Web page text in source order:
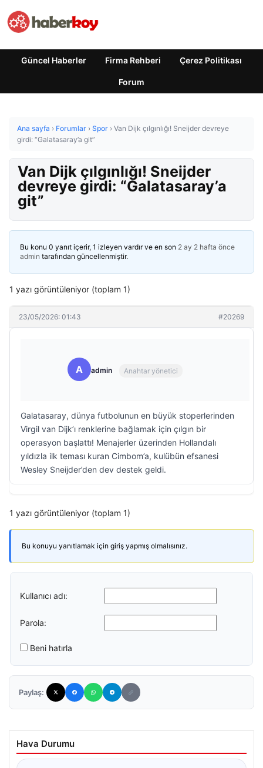
Güncel Haberler Firma Rehberi Çerez Politikası
Forum
Ana sayfa › Forumlar › Spor › Van Dijk çılgınlığı! Sneijder devreye
girdi: “Galatasaray’a git”
Van Dijk çılgınlığı! Sneijder
devreye girdi: “Galatasaray’a
git”
Bu konu 0 yanıt içerir, 1 izleyen vardır ve en son 2 ay 2 hafta önce
admin tarafından güncellenmiştir.
1 yazı görüntüleniyor (toplam 1)
23/05/2026: 01:43 #20269
A admin Anahtar yönetici
Galatasaray, dünya futbolunun en büyük stoperlerinden
Virgil van Dijk’ı renklerine bağlamak için çılgın bir
operasyon başlattı! Menajerler üzerinden Hollandalı
yıldızla ilk teması kuran Cimbom’a, kulübün efsanesi
Wesley Sneijder’den dev destek geldi.
1 yazı görüntüleniyor (toplam 1)
Bu konuyu yanıtlamak için giriş yapmış olmalısınız.
Kullanıcı adı:
Parola:
Beni hatırla
Paylaş:
Hava Durumu